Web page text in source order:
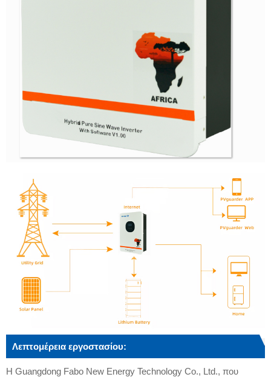
Λεπτομέρεια εργοστασίου:
Η Guangdong Fabo New Energy Technology Co., Ltd., που